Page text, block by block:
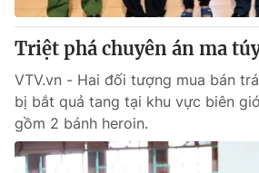
Triệt phá chuyên án ma
VTV.vn - Hai đối tượng mua bán
bị bắt quả tang tại khu vực biên
gồm 2 bánh heroin.